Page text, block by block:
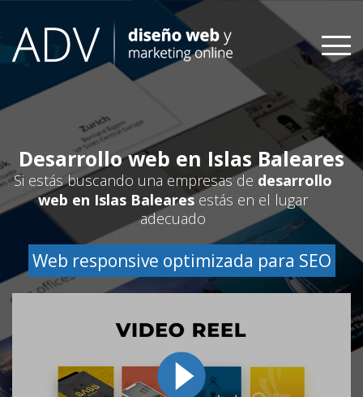
content
Desarrollo web en Islas Baleares
Si estás buscando una empresas de desarrollo
web en Islas Balearesestás en el lugar
adecuado
Web responsive optimizada para SEO